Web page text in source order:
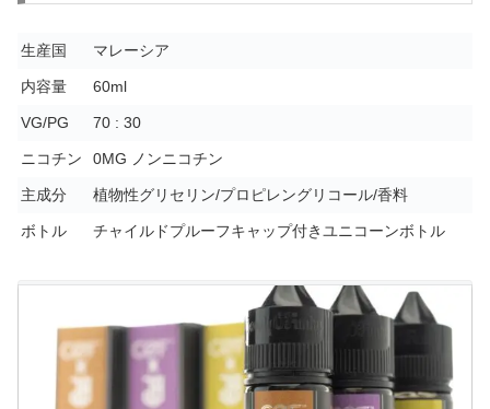
生産国 マレーシア
内容量 60ml
VG/PG 70 : 30
ニコチン 0MG ノンニコチン
主成分 植物性グリセリン/プロピレングリコール/香料
ボトル チャイルドプルーフキャップ付きユニコーンボトル